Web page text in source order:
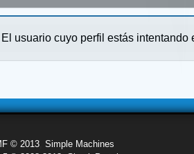
El usuario cuyo perfil estás intentando
© 2013 Simple Machines